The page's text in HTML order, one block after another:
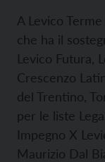
A Levico
che ha il
Levico Futura,
Crescenzo
del Trentino,
per le liste
Impegno X
Maurizio Dal